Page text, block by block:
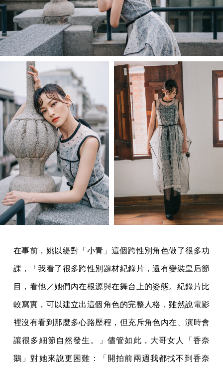
在事前，姚以緹對「小青」這個跨性別角色做了很多功
課，「我看了很多跨性別題材紀錄片，還有變裝皇后節
目，看他／她們內在根源與在舞台上的姿態。紀錄片比
較寫實，可以建立出這個角色的完整人格，雖然說電影
裡沒有看到那麼多心路歷程，但充斥角色內在、演時會
讓很多細節自然發生。」儘管如此，大哥女人「香奈
鵝」對她來說更困難：「開拍前兩週我都找不到香奈